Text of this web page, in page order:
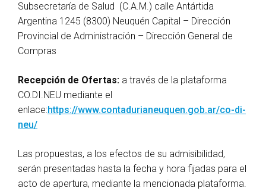
Subsecretaría de Salud (C.A.M.) calle Antártida
Argentina 1245 (8300) Neuquén Capital – Dirección
Provincial de Administración – Dirección General de
Compras
Recepción de Ofertas: a través de la plataforma
CO.DI.NEU mediante el
enlace:https://www.contadurianeuquen.gob.ar/co-di-
neu/
Las propuestas, a los efectos de su admisibilidad,
serán presentadas hasta la fecha y hora fijadas para el
acto de apertura, mediante la mencionada plataforma.